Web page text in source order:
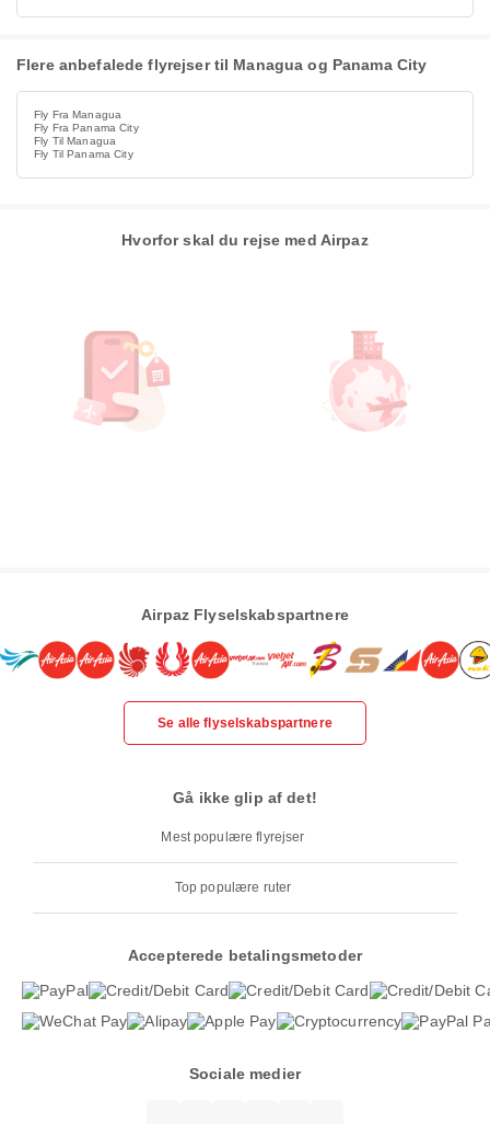
Flere anbefalede flyrejser til Managua og Panama City
Fly Fra Managua
Fly Fra Panama City
Fly Til Managua
Fly Til Panama City
Hvorfor skal du rejse med Airpaz
Airpaz Flyselskabspartnere
Se alle flyselskabspartnere
Gå ikke glip af det!
Mest populære flyrejser
Top populære ruter
Accepterede betalingsmetoder
Sociale medier